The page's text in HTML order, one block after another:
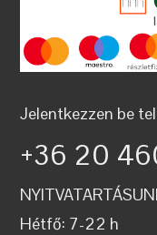
Jelentkezzen be
+36 20
Hétfő: 7-22 h